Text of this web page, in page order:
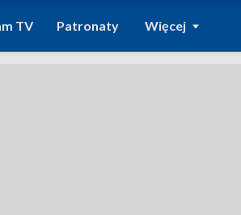
TV Patronaty Więcej